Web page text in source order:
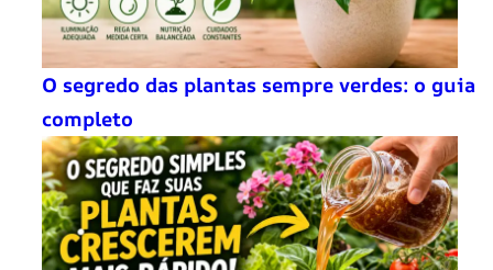
O segredo das plantas sempre verdes: o guia
completo